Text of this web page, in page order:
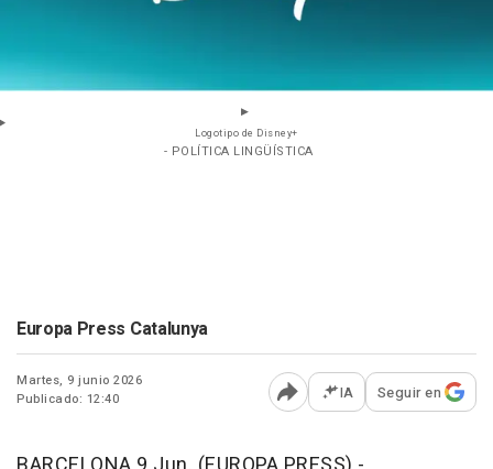
Logotipo de Disney+
- POLÍTICA LINGÜÍSTICA
Europa Press Catalunya
Martes, 9 junio 2026
Publicado: 12:40
Abrir opciones para
IA Seguir en